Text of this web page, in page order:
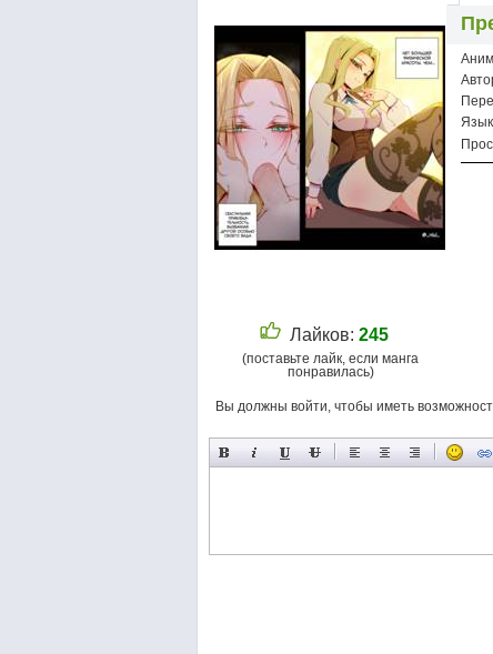
Лайков: 245
(поставьте лайк, если манга
понравилась)
Язык
Вы должны войти, чтобы иметь